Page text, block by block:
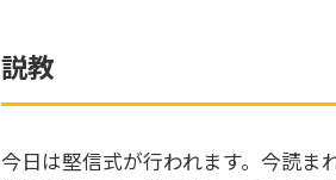
説教
今日は堅信式が行われます。今読ま